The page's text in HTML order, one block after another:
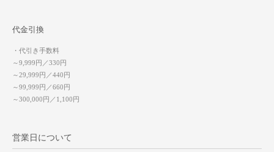
代金引換
・代引き手数料
～9,999円／330円
～29,999円／440円
～99,999円／660円
～300,000円／1,100円
営業日について